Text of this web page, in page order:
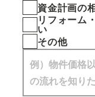
資金計画の
リフォーム
い
その他